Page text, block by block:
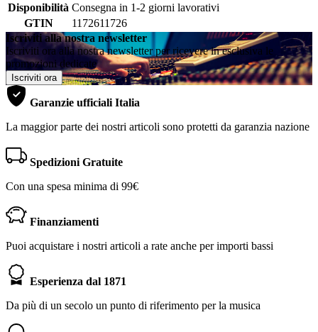
Disponibilità Consegna in 1-2 giorni lavorativi
GTIN
1172611726
Iscriviti alla nostra newsletter
Iscriviti ora alla nostra newsletter per ricevere in esclusiva le
promozioni dedicate
Iscriviti ora
Garanzie ufficiali Italia
La maggior parte dei nostri articoli sono protetti da garanzia nazione
Spedizioni Gratuite
Con una spesa minima di 99€
Finanziamenti
Puoi acquistare i nostri articoli a rate anche per importi bassi
Esperienza dal 1871
Da più di un secolo un punto di riferimento per la musica